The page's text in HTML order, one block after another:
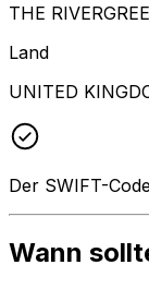
THE
Land
UNITED
Der SWIFT-
Wann